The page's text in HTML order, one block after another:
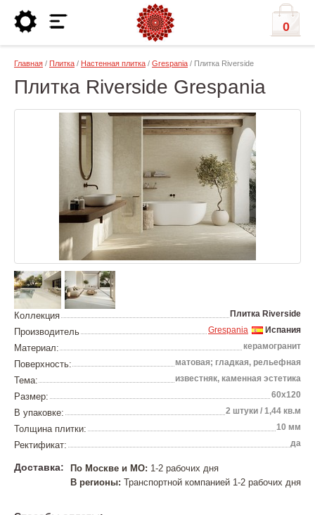
0
Главная / Плитка / Настенная плитка / Grespania / Плитка Riverside
Плитка Riverside Grespania
Коллекция Плитка Riverside
Производитель Испания
Grespania
Материал: керамогранит
Поверхность: матовая; гладкая, рельефная
Тема: известняк, каменная эстетика
Размер: 60x120
В упаковке: 2 штуки / 1,44 кв.м
Толщина плитки: 10 мм
Ректификат: да
Доставка: По Москве и МО: 1-2 рабочих дня
В регионы: Транспортной компанией 1-2 рабочих дня